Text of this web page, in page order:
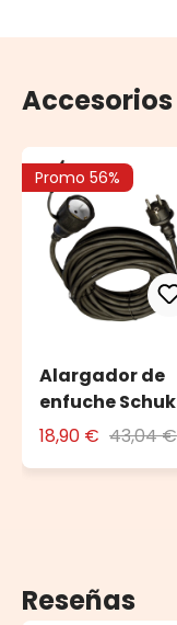
Promo 56%
Alargador de
enfuche
10 m
18,90 € 43,04 €
Reseñas